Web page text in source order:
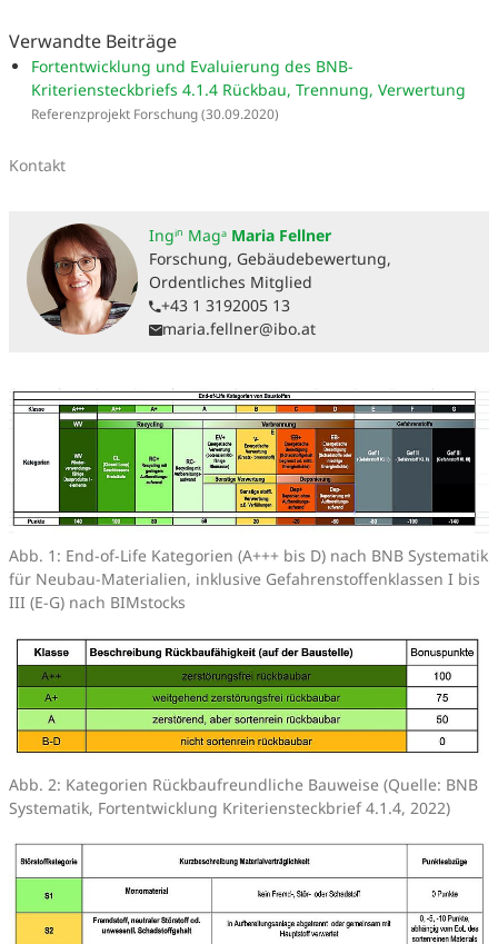
Verwandte Beiträge
Fortentwicklung und Evaluierung des BNB-
Kriteriensteckbriefs 4.1.4 Rückbau, Trennung, Verwertung
Referenzprojekt Forschung(30.09.2020)
Kontakt
Ingⁱⁿ Magᵃ Maria Fellner
Forschung, Gebäudebewertung,
Ordentliches Mitglied
+43 1 3192005 13
maria.fellner@ibo.at
Abb. 1: End-of-Life Kategorien (A+++ bis D) nach BNB Systematik
für Neubau-Materialien, inklusive Gefahrenstoffenklassen I bis
III (E-G) nach BIMstocks
Abb. 2: Kategorien Rückbaufreundliche Bauweise (Quelle: BNB
Systematik, Fortentwicklung Kriteriensteckbrief 4.1.4, 2022)